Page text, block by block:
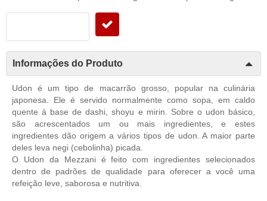
Informações do Produto
Udon é um tipo de macarrão grosso, popular na culinária
japonesa. Ele é servido normalmente como sopa, em caldo
quente à base de dashi, shoyu e mirin. Sobre o udon básico,
são acrescentados um ou mais ingredientes, e estes
ingredientes dão origem a vários tipos de udon. A maior parte
deles leva negi (cebolinha) picada.
O Udon da Mezzani é feito com ingredientes selecionados
dentro de padrões de qualidade para oferecer a você uma
refeição leve, saborosa e nutritiva.